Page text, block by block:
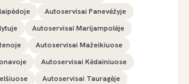
Autoservisai Panevėžyje
Autoservisai Marijampolėje
Autoservisai Mažeikiuose
Autoservisai Kėdainiuose
Autoservisai Tauragėje